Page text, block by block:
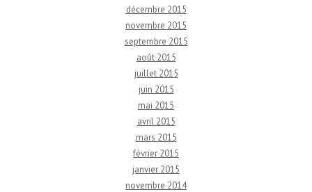
décembre 2015
novembre 2015
septembre 2015
août 2015
juillet 2015
juin 2015
mai 2015
avril 2015
mars 2015
février 2015
janvier 2015
novembre 2014